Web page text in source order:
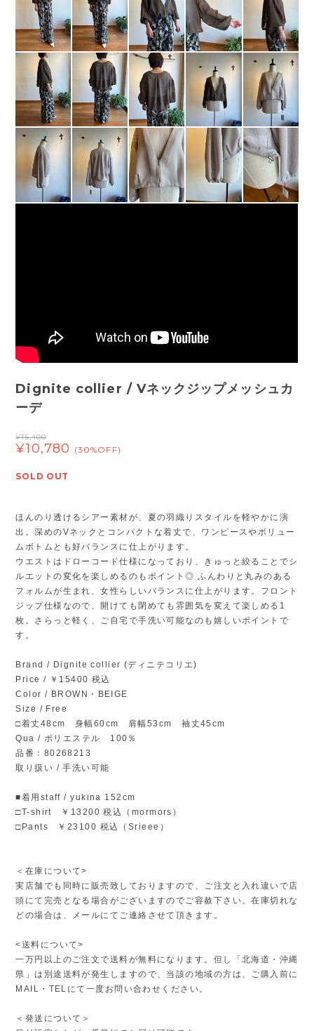
Dignite collier / Vネックジップメッシュカ
ーデ
¥15,400
¥10,780 (30%OFF)
SOLD OUT
ほんのり透けるシアー素材が、夏の羽織りスタイルを軽やかに演
出。深めのVネックとコンパクトな着丈で、ワンピースやボリュー
ムボトムとも好バランスに仕上がります。
ウエストはドローコード仕様になっており、きゅっと絞ることでシ
ルエットの変化を楽しめるのもポイント◎ ふんわりと丸みのある
フォルムが生まれ、女性らしいバランスに仕上がります。フロント
ジップ仕様なので、開けても閉めても雰囲気を変えて楽しめる1
枚。さらっと軽く、ご自宅で手洗い可能なのも嬉しいポイントで
す。
Brand / Dignite collier (ディニテコリエ)
Price / ￥15400 税込
Color / BROWN・BEIGE
Size / Free
□着丈48cm 身幅60cm 肩幅53cm 袖丈45cm
Qua / ポリエステル 100％
品番：80268213
取り扱い / 手洗い可能
■着用staff / yukina 152cm
□T-shirt ￥13200 税込（mormors）
□Pants ￥23100 税込（Srieee）
＜在庫について>
実店舗でも同時に販売致しておりますので、ご注文と入れ違いで店
頭にて完売となる場合がございますのでご容赦下さい。在庫切れな
どの場合は、メールにてご連絡させて頂きます。
<送料について>
一万円以上のご注文で送料が無料になります。但し「北海道・沖縄
県」は別途送料が発生しますので、当該の地域の方は、ご購入前に
MAIL・TELにて一度お問い合わせください。
＜発送について＞